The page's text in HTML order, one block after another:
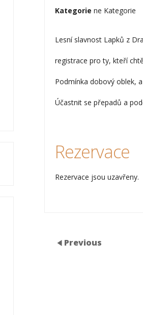
Kategorie ne Kategorie
Lesní slavnost Lapků z
registrace pro ty, kteří
Podmínka dobový oblek,
Účastnit se přepadů a
Rezervace
Rezervace jsou uzavřeny.
Previous